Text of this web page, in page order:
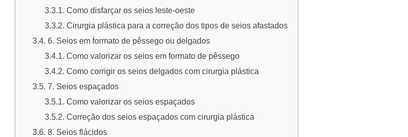
Como disfarçar os seios leste-oeste
Cirurgia plástica para a correção dos tipos de seios afastados
6. Seios em formato de pêssego ou delgados
Como valorizar os seios em formato de pêssego
Como corrigir os seios delgados com cirurgia plástica
7. Seios espaçados
Como valorizar os seios espaçados
Correção dos seios espaçados com cirurgia plástica
8. Seios flácidos